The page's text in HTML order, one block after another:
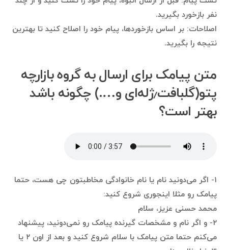
نفر بازخورد بگیرید.
اصلاحات: بر اساس بازخوردها، پیام خود را اصلاح کنید تا بهترین
نتیجه را بگیرید.
متن پیامک برای ارسال به گروه بازارچه
پتو(گلبافت٫ژله‌ای و….) چگونه باشد
بهتر است؟
۱- اگر می‌دونید نام یا نام خانوادگی مخاطبتون چی هست، حتما
پیامک رو مثلا اینجوری شروع کنید:
محمد حسنی عزیز، سلام
۲- و اگر نام و مشخصات گیرنده پیامک رو نمی‌دونید، پیشنهاد
می‌کنم حتما متن پیامک با سلام شروع کنید و بعد از اون ۲ یا